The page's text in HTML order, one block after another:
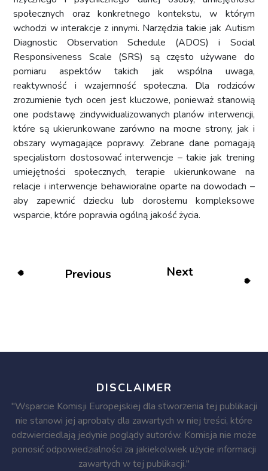
społecznych oraz konkretnego kontekstu, w którym
wchodzi w interakcje z innymi. Narzędzia takie jak Autism
Diagnostic Observation Schedule (ADOS) i Social
Responsiveness Scale (SRS) są często używane do
pomiaru aspektów takich jak wspólna uwaga,
reaktywność i wzajemność społeczna. Dla rodziców
zrozumienie tych ocen jest kluczowe, ponieważ stanowią
one podstawę zindywidualizowanych planów interwencji,
które są ukierunkowane zarówno na mocne strony, jak i
obszary wymagające poprawy. Zebrane dane pomagają
specjalistom dostosować interwencje – takie jak trening
umiejętności społecznych, terapie ukierunkowane na
relacje i interwencje behawioralne oparte na dowodach –
aby zapewnić dziecku lub dorosłemu kompleksowe
wsparcie, które poprawia ogólną jakość życia.
Previous Next
DISCLAIMER
"Wsparcie Komisji Europejskiej dla stworzenia tej publikacji
nie stanowi jej aprobaty dla zawartych w niej treści, które
odzwierciedlają jedynie poglądy autorów. Komisja nie może
ponosić odpowiedzialności za jakiekolwiek użycie informacji
zawartych w tej publikacji."